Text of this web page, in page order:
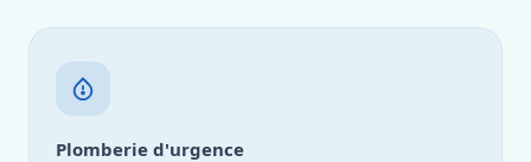
Plomberie d'urgence